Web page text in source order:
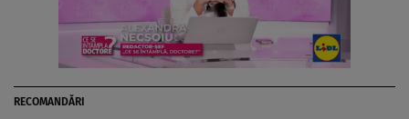
RECOMANDĂRI